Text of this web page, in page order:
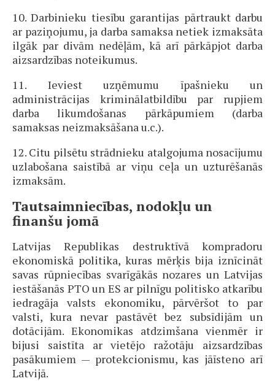
10. Darbinieku tiesību garantijas pārtraukt darbu
ar paziņojumu, ja darba samaksa netiek izmaksāta
ilgāk par divām nedēļām, kā arī pārkāpjot darba
aizsardzības noteikumus.
11. Ieviest uzņēmumu īpašnieku un
administrācijas kriminālatbildību par rupjiem
darba likumdošanas pārkāpumiem (darba
samaksas neizmaksāšana u.c.).
12. Citu pilsētu strādnieku atalgojuma nosacījumu
uzlabošana saistībā ar viņu ceļa un uzturēšanās
izmaksām.
Tautsaimniecības, nodokļu un
finanšu jomā
Latvijas Republikas destruktīvā kompradoru
ekonomiskā politika, kuras mērķis bija iznīcināt
savas rūpniecības svarīgākās nozares un Latvijas
iestāšanās PTO un ES ar pilnīgu politisko atkarību
iedragāja valsts ekonomiku, pārvēršot to par
valsti, kura nevar pastāvēt bez subsīdijām un
dotācijām. Ekonomikas atdzimšana vienmēr ir
bijusi saistīta ar vietējo ražotāju aizsardzības
pasākumiem — protekcionismu, kas jāīsteno arī
Latvijā.